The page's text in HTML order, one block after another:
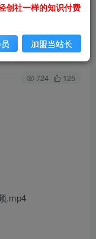
训练，带你学
关注 私信
724 125
.mp4
创社一样的知识付费
加盟当站长